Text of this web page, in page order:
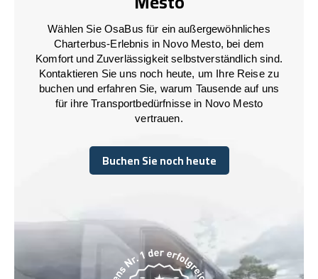
Wählen Sie OsaBus für ein außergewöhnliches
Charterbus-Erlebnis in Novo Mesto, bei dem
Komfort und Zuverlässigkeit selbstverständlich sind.
Kontaktieren Sie uns noch heute, um Ihre Reise zu
buchen und erfahren Sie, warum Tausende auf uns
für ihre Transportbedürfnisse in Novo Mesto
vertrauen.
Buchen Sie noch heute
Buchen Sie noch heute